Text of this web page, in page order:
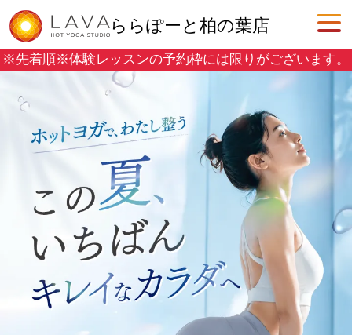
ららぽーと柏の葉店
※先着順※体験レッスンの予約枠には限りがございます。